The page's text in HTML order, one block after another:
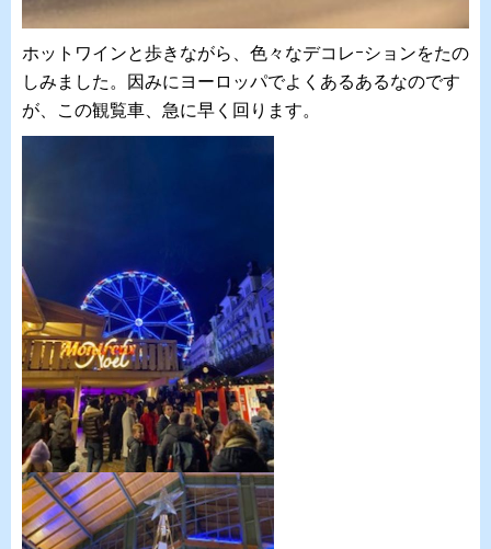
ホットワインと歩きながら、色々なデコレｰションをたの
しみました。因みにヨーロッパでよくあるあるなのです
が、この観覧車、急に早く回ります。